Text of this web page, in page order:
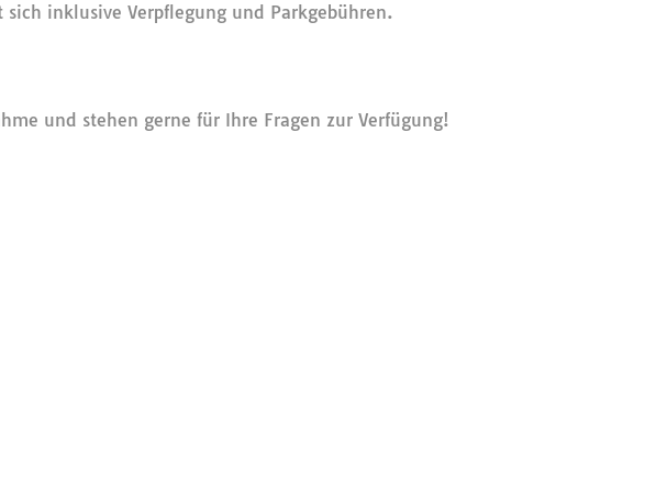
inklusive Verpflegung und Parkgebühren.
und stehen gerne für Ihre Fragen zur Verfügung!